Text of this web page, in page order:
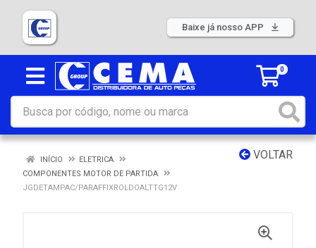
Baixe já nosso APP
0
VOLTAR
INÍCIO
ELETRICA
COMPONENTES MOTOR DE PARTIDA
JGDETAMPAC/PARAFFIXROLDOALTTG12V